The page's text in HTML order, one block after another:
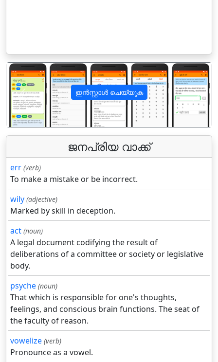
ഇൻസ്റ്റാൾ ചെയ്യുക
पिछला अगला
ജനപ്രിയ വാക്ക്
err (verb)
To make a mistake or be incorrect.
wily (adjective)
Marked by skill in deception.
act (noun)
A legal document codifying the result of
deliberations of a committee or society or legislative
body.
psyche (noun)
That which is responsible for one's thoughts,
feelings, and conscious brain functions. The seat of
the faculty of reason.
vowelize (verb)
Pronounce as a vowel.